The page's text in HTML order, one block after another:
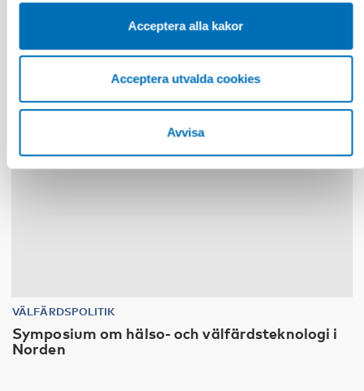
Acceptera alla kakor
Acceptera utvalda cookies
Avvisa
30 nov 1 dec 2026
VÄLFÄRDSPOLITIK
Symposium om hälso- och välfärdsteknologi i
Norden